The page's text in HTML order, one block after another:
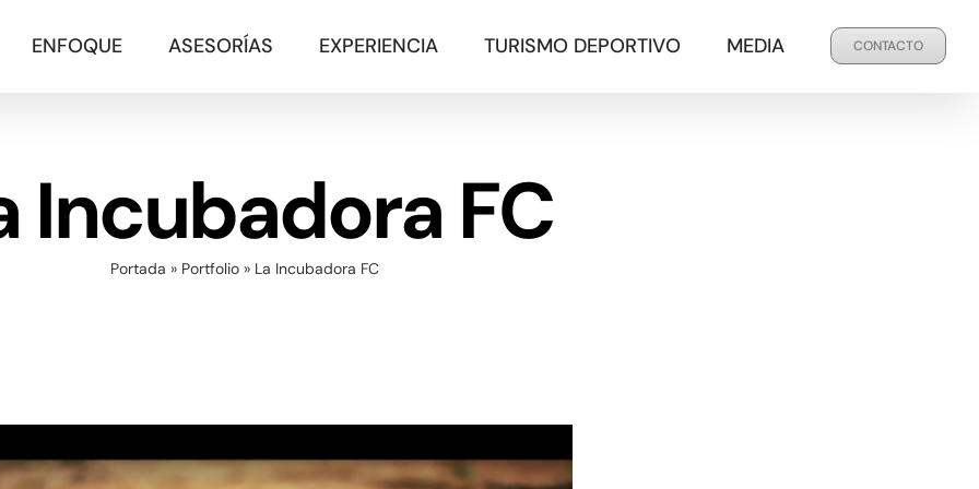
ENFOQUE ASESORÍAS EXPERIENCIA TURISMO DEPORTIVO MEDIA CONTACTO
Incubadora FC
Portada » Portfolio » La Incubadora FC